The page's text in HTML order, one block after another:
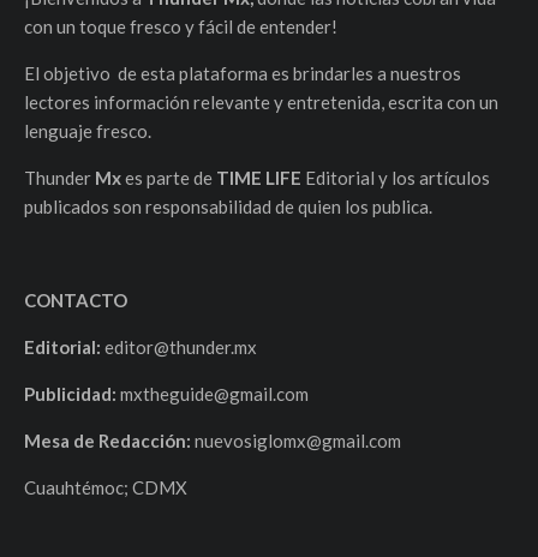
con un toque fresco y fácil de entender!
El objetivo de esta plataforma es brindarles a nuestros
lectores información relevante y entretenida, escrita con un
lenguaje fresco.
Thunder Mxes parte de TIME LIFE Editorial y los artículos
publicados son responsabilidad de quien los publica.
CONTACTO
Editorial: editor@thunder.mx
Publicidad: mxtheguide@gmail.com
Mesa de Redacción: nuevosiglomx@gmail.com
Cuauhtémoc; CDMX